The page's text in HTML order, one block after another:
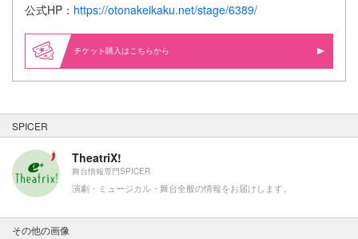
公式HP： https://otonakeikaku.net/stage/6389/
購入はこちらから
SPICER
TheatriX!
舞台情報専門SPICER
演劇・ミュージカル・舞台全般の情報をお届けします。
その他の画像